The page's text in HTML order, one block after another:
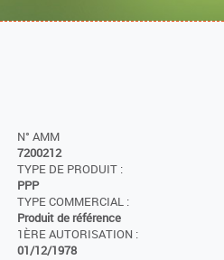
N° AMM
7200212
TYPE DE PRODUIT :
PPP
TYPE COMMERCIAL :
Produit de référence
1ÈRE AUTORISATION :
01/12/1978